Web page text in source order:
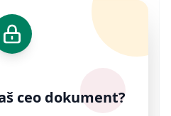
ceo dokument?